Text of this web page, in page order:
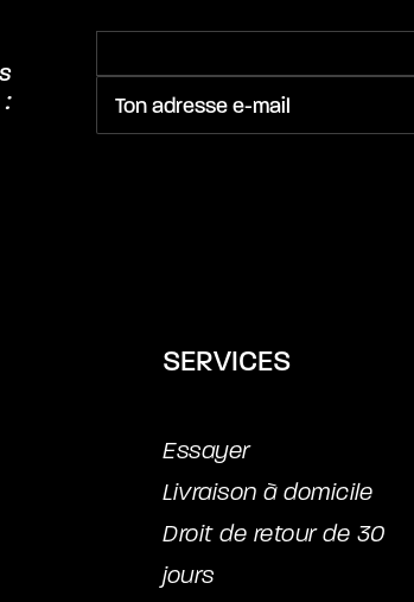
SERVICES
Essayer
Livraison à domicile
Droit de retour de 30
jours